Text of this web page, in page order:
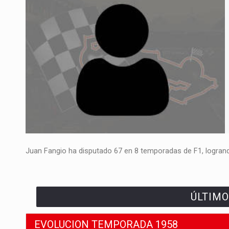
Juan Fangio ha disputado 67 en 8 temporadas de F1,
EVOLUCION TEMPORADA 1958